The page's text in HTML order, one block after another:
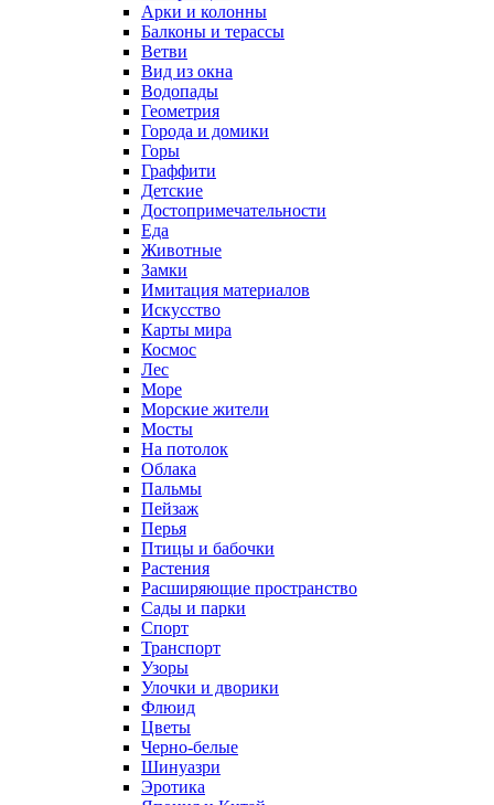
Арки и колонны
Балконы и терассы
Ветви
Вид из окна
Водопады
Геометрия
Города и домики
Горы
Граффити
Детские
Достопримечательности
Еда
Животные
Замки
Имитация материалов
Искусство
Карты мира
Космос
Лес
Море
Морские жители
Мосты
На потолок
Облака
Пальмы
Пейзаж
Перья
Птицы и бабочки
Растения
Расширяющие пространство
Сады и парки
Спорт
Транспорт
Узоры
Улочки и дворики
Флюид
Цветы
Черно-белые
Шинуазри
Эротика